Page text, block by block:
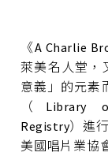
《A Charlie
萊美名人堂，
意義」的元素
（Library
Registry）進
美國唱片業協